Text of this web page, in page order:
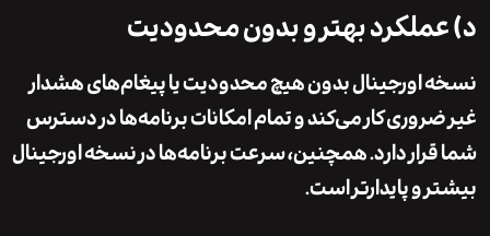
بهتر و بدون محدودیت
بدون هیچ محدودیت یا پیغام‌های هشدار
کار می‌کند و تمام امکانات برنامه‌ها در دسترس
دارد. همچنین، سرعت برنامه‌ها در نسخه اورجینال
و پایدارتر است.